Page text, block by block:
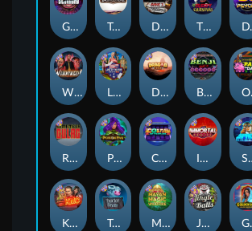
Kiss My Chainsaw Tractor Beam
Land of the Free Benji Killed in Vegas
Poison Eve
Devil's Crossroad
Golden
Dragon Tribe
Immortal Fruits
Coins of Fortune
Gluttony
Mayan Magic Wildfire
Tombstone The Creepy Carnival
Whacked
Jingle Balls
Remember Gulag